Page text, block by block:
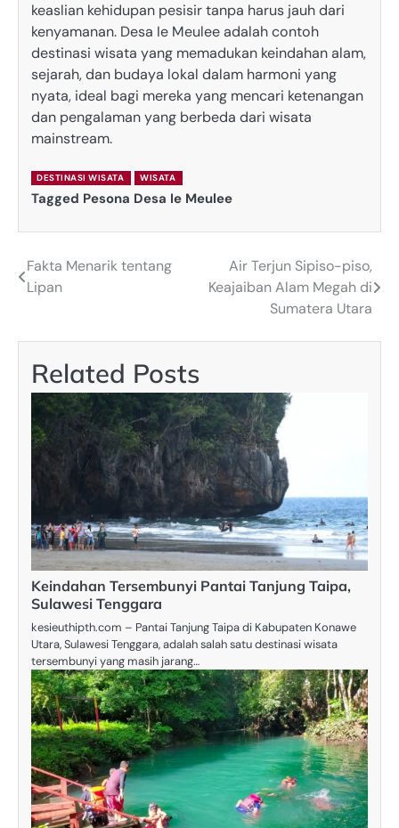
keaslian kehidupan pesisir tanpa harus jauh dari
kenyamanan. Desa Ie Meulee adalah contoh
destinasi wisata yang memadukan keindahan alam,
sejarah, dan budaya lokal dalam harmoni yang
nyata, ideal bagi mereka yang mencari ketenangan
dan pengalaman yang berbeda dari wisata
mainstream.
DESTINASI WISATA WISATA
Tagged Pesona Desa Ie Meulee
Post
navigation
Fakta Menarik tentang
Lipan
Air Terjun Sipiso-piso,
Keajaiban Alam Megah di
Sumatera Utara
Related Posts
Keindahan Tersembunyi Pantai Tanjung Taipa,
Sulawesi Tenggara
kesieuthipth.com – Pantai Tanjung Taipa di Kabupaten Konawe
Utara, Sulawesi Tenggara, adalah salah satu destinasi wisata
tersembunyi yang masih jarang…